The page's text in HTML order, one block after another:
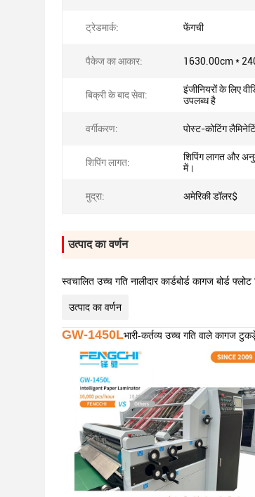
ट्रेडमार्क: फेंगची
पैकेज का आकार: 1630.00cm *
बिक्री के बाद सेवा:
इंजीनियरों के लिए
उपलब्ध है
वर्गीकरण: पोस्ट-कोटिंग
शिपिंग लागत:
शिपिंग लागत और
में।
मुद्रा: अमेरिकी डॉलर$
उत्पाद का वर्णन
स्वचालित उच्च गति नालीदार कार्डबोर्ड कागज बोर्ड
उत्पाद का वर्णन
GW-1450Lभारी-कर्तव्य उच्च गति वाले कागज